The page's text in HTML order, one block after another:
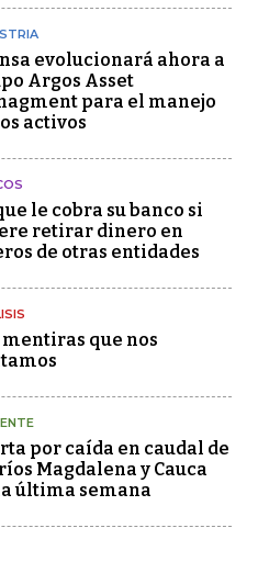
evolucionará ahora a
Argos Asset
para el manejo
activos
le cobra su banco si
retirar dinero en
de otras entidades
mentiras que nos
por caída en caudal de
Magdalena y Cauca
última semana